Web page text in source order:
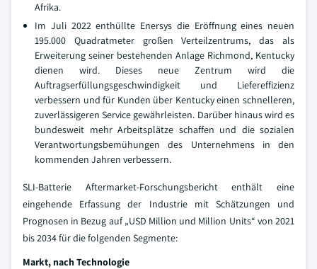
Afrika.
Im Juli 2022 enthüllte Enersys die Eröffnung eines neuen
195.000 Quadratmeter großen Verteilzentrums, das als
Erweiterung seiner bestehenden Anlage Richmond, Kentucky
dienen wird. Dieses neue Zentrum wird die
Auftragserfüllungsgeschwindigkeit und Liefereffizienz
verbessern und für Kunden über Kentucky einen schnelleren,
zuverlässigeren Service gewährleisten. Darüber hinaus wird es
bundesweit mehr Arbeitsplätze schaffen und die sozialen
Verantwortungsbemühungen des Unternehmens in den
kommenden Jahren verbessern.
SLI-Batterie Aftermarket-Forschungsbericht enthält eine
eingehende Erfassung der Industrie mit Schätzungen und
Prognosen in Bezug auf „USD Million und Million Units“ von 2021
bis 2034 für die folgenden Segmente:
Markt, nach Technologie